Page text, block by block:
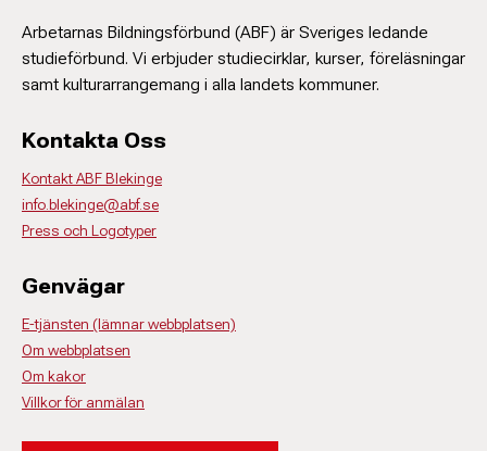
Arbetarnas Bildningsförbund (ABF) är Sveriges ledande
studieförbund. Vi erbjuder studiecirklar, kurser, föreläsningar
samt kulturarrangemang i alla landets kommuner.
Kontakta Oss
Kontakt ABF Blekinge
info.blekinge@abf.se
Press och Logotyper
Genvägar
E-tjänsten (lämnar webbplatsen)
Om webbplatsen
Om kakor
Villkor för anmälan